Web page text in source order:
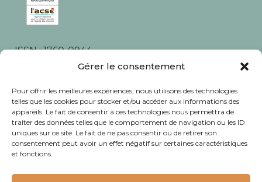
Gérer le consentement
Pour offrir les meilleures expériences, nous utilisons des technologies
telles que les cookies pour stocker et/ou accéder aux informations des
appareils. Le fait de consentir à ces technologies nous permettra de
traiter des données telles que le comportement de navigation ou les ID
uniques sur ce site. Le fait de ne pas consentir ou de retirer son
consentement peut avoir un effet négatif sur certaines caractéristiques
et fonctions.
ISSN : 1760-0944
Rédaction, photos et corrections : habitants et
© Journal Bacalan 2024 - Tous droits